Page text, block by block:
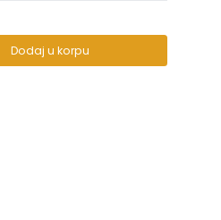
Dodaj u korpu